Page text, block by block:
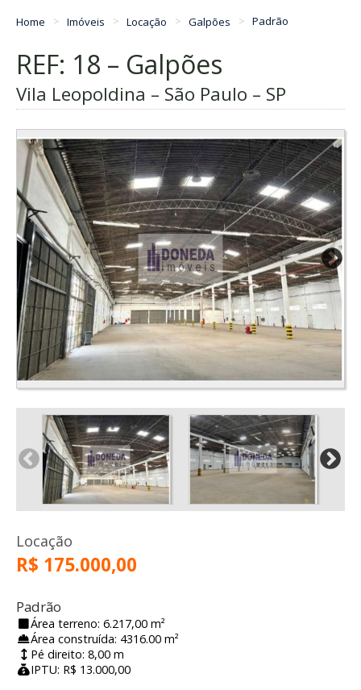
Home Imóveis Locação Galpões Padrão
REF: 18 – Galpões
Vila Leopoldina – São Paulo – SP
Locação
R$ 175.000,00
Padrão
Área terreno: 6.217,00 m²
Área construída: 4316.00 m²
Pé direito: 8,00 m
IPTU: R$ 13.000,00